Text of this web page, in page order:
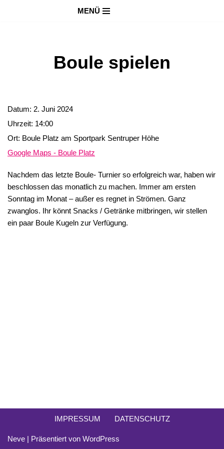
MENÜ
Boule spielen
Datum: 2. Juni 2024
Uhrzeit: 14:00
Ort: Boule Platz am Sportpark Sentruper Höhe
Google Maps - Boule Platz
Nachdem das letzte Boule- Turnier so erfolgreich war, haben wir
beschlossen das monatlich zu machen. Immer am ersten
Sonntag im Monat – außer es regnet in Strömen. Ganz
zwanglos. Ihr könnt Snacks / Getränke mitbringen, wir stellen
ein paar Boule Kugeln zur Verfügung.
IMPRESSUM DATENSCHUTZ
Neve | Präsentiert von WordPress